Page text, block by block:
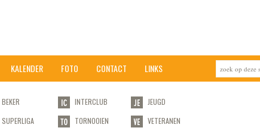
KALENDER FOTO CONTACT LINKS
BEKER INTERCLUB
JEUGD
SUPERLIGA TORNOOIEN VETERANEN